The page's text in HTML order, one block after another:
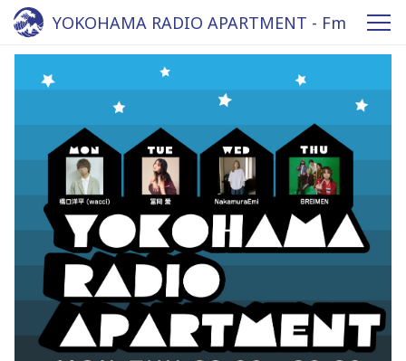
YOKOHAMA RADIO APARTMENT - Fm
yokohama 84.7